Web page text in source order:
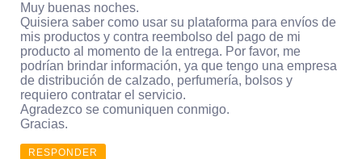
Muy buenas noches.
Quisiera saber como usar su plataforma para envíos de
mis productos y contra reembolso del pago de mi
producto al momento de la entrega. Por favor, me
podrían brindar información, ya que tengo una empresa
de distribución de calzado, perfumería, bolsos y
requiero contratar el servicio.
Agradezco se comuniquen conmigo.
Gracias.
RESPONDER